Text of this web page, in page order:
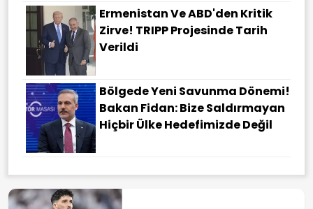
Ermenistan Ve ABD'den Kritik
Zirve! TRIPP Projesinde Tarih
Verildi
Bölgede Yeni Savunma Dönemi!
Bakan Fidan: Bize Saldırmayan
Hiçbir Ülke Hedefimizde Değil